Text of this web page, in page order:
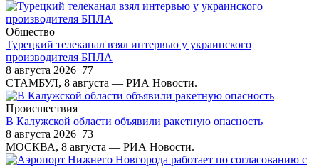
Общество
Турецкий телеканал взял интервью у украинского
производителя БПЛА
8 августа 2026 77
СТАМБУЛ, 8 августа — РИА Новости.
Происшествия
В Калужской области объявили ракетную опасность
8 августа 2026 73
МОСКВА, 8 августа — РИА Новости.